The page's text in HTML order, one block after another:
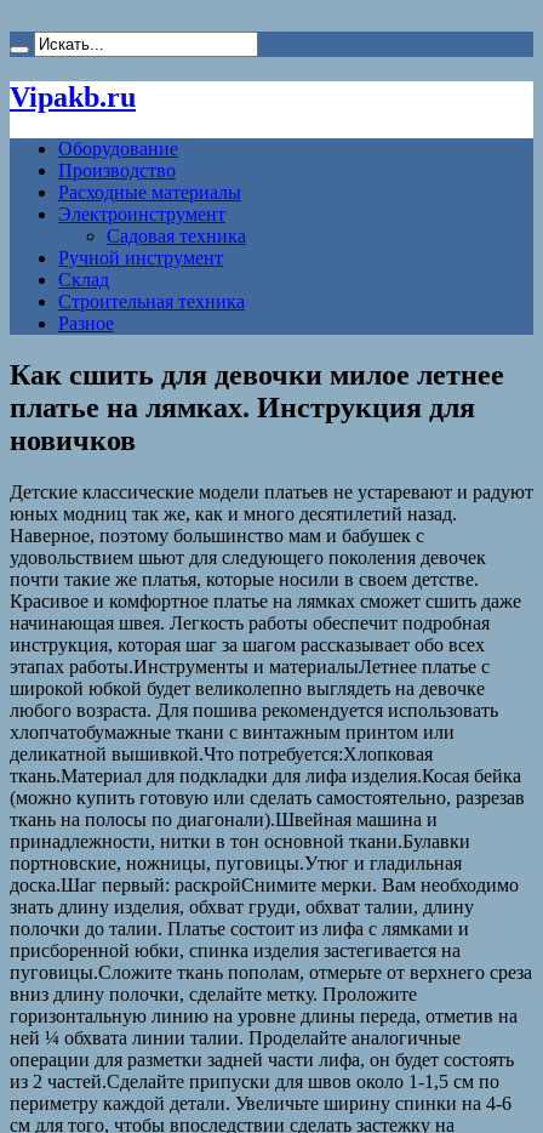
Vipakb.ru
Оборудование
Производство
Расходные материалы
Электроинструмент
Садовая техника
Ручной инструмент
Склад
Строительная техника
Разное
Как сшить для девочки милое летнее
платье на лямках. Инструкция для
новичков
Детские классические модели платьев не устаревают и радуют
юных модниц так же, как и много десятилетий назад.
Наверное, поэтому большинство мам и бабушек с
удовольствием шьют для следующего поколения девочек
почти такие же платья, которые носили в своем детстве.
Красивое и комфортное платье на лямках сможет сшить даже
начинающая швея. Легкость работы обеспечит подробная
инструкция, которая шаг за шагом рассказывает обо всех
этапах работы.Инструменты и материалыЛетнее платье с
широкой юбкой будет великолепно выглядеть на девочке
любого возраста. Для пошива рекомендуется использовать
хлопчатобумажные ткани с винтажным принтом или
деликатной вышивкой.Что потребуется:Хлопковая
ткань.Материал для подкладки для лифа изделия.Косая бейка
(можно купить готовую или сделать самостоятельно, разрезав
ткань на полосы по диагонали).Швейная машина и
принадлежности, нитки в тон основной ткани.Булавки
портновские, ножницы, пуговицы.Утюг и гладильная
доска.Шаг первый: раскройСнимите мерки. Вам необходимо
знать длину изделия, обхват груди, обхват талии, длину
полочки до талии. Платье состоит из лифа с лямками и
присборенной юбки, спинка изделия застегивается на
пуговицы.Сложите ткань пополам, отмерьте от верхнего среза
вниз длину полочки, сделайте метку. Проложите
горизонтальную линию на уровне длины переда, отметив на
ней ¼ обхвата линии талии. Проделайте аналогичные
операции для разметки задней части лифа, он будет состоять
из 2 частей.Сделайте припуски для швов около 1-1,5 см по
периметру каждой детали. Увеличьте ширину спинки на 4-6
см для того, чтобы впоследствии сделать застежку на